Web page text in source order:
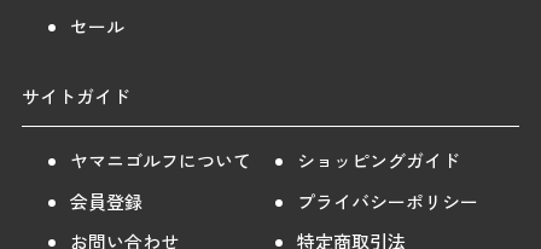
セール
サイトガイド
ヤマニゴルフについて
ショッピングガイド
会員登録
プライバシーポリシー
お問い合わせ
特定商取引法